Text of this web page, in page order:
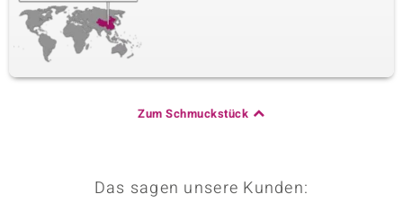
Zum Schmuckstück
Das sagen unsere Kunden: